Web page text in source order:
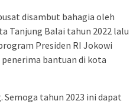
disambut bahagia oleh
Tanjung Balai tahun 2022 lalu
Presiden RI Jokowi
bantuan di kota
Semoga tahun 2023 ini dapat